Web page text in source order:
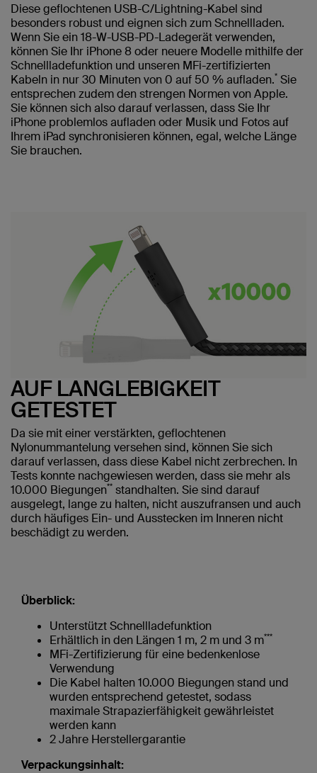
Diese geflochtenen USB-C/Lightning-Kabel sind
besonders robust und eignen sich zum Schnellladen.
Wenn Sie ein 18-W-USB-PD-Ladegerät verwenden,
können Sie Ihr iPhone 8 oder neuere Modelle mithilfe der
Schnellladefunktion und unseren MFi-zertifizierten
Kabeln in nur 30 Minuten von 0 auf 50 % aufladen.* Sie
entsprechen zudem den strengen Normen von Apple.
Sie können sich also darauf verlassen, dass Sie Ihr
iPhone problemlos aufladen oder Musik und Fotos auf
Ihrem iPad synchronisieren können, egal, welche Länge
Sie brauchen.
AUF LANGLEBIGKEIT
GETESTET
Da sie mit einer verstärkten, geflochtenen
Nylonummantelung versehen sind, können Sie sich
darauf verlassen, dass diese Kabel nicht zerbrechen. In
Tests konnte nachgewiesen werden, dass sie mehr als
10.000 Biegungen** standhalten. Sie sind darauf
ausgelegt, lange zu halten, nicht auszufransen und auch
durch häufiges Ein- und Ausstecken im Inneren nicht
beschädigt zu werden.
Überblick:
Unterstützt Schnellladefunktion
Erhältlich in den Längen 1 m, 2 m und 3 m***
MFi-Zertifizierung für eine bedenkenlose
Verwendung
Die Kabel halten 10.000 Biegungen stand und
wurden entsprechend getestet, sodass
maximale Strapazierfähigkeit gewährleistet
werden kann
2 Jahre Herstellergarantie
Verpackungsinhalt: